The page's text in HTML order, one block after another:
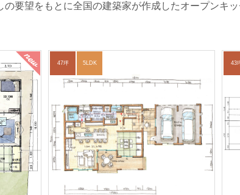
要望をもとに全国の建築家が作成したオープンキ
new 47坪 5LDK 43